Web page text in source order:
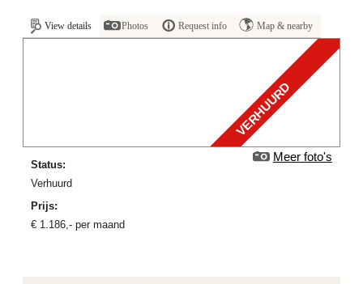
View details Photos Request info Map & nearby
VERHUURD
Meer foto's
Status:
verhuurd
Prijs:
€ 1.186,- per maand